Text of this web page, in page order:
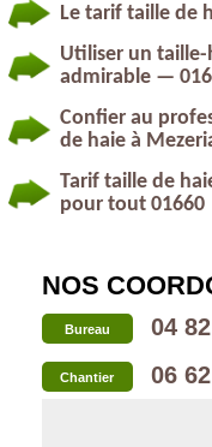
Le tarif taille de
Utiliser un
admirable —
Confier au
de haie à
Tarif taille de
pour tout 01660
NOS
Bureau 04
Chantier 06